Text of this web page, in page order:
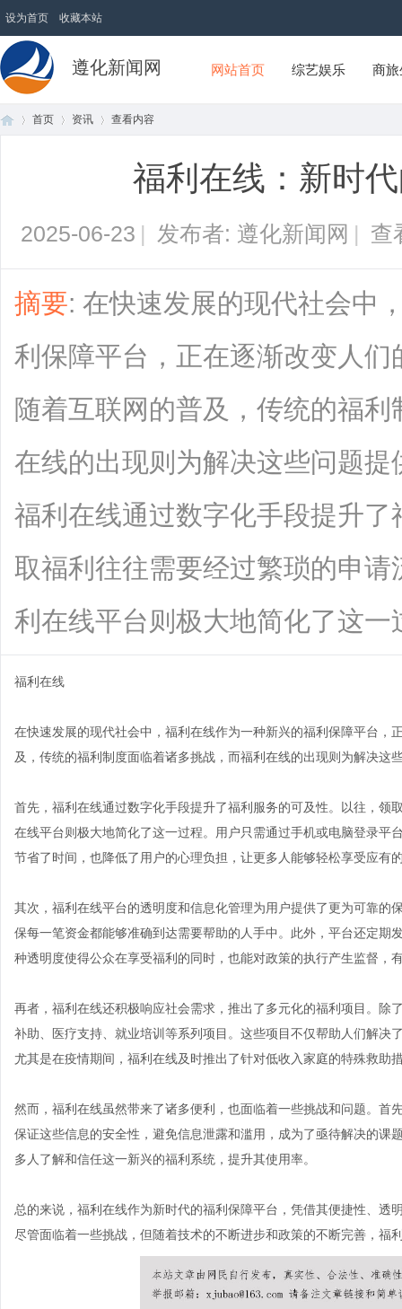
设为首页 收藏本站
遵化新闻网 网站首页 综艺娱乐 商
首页 资讯 查看内容
福利在线：新时
2025-06-23 | 发布者: 遵化新闻网 | 查
摘要: 在快速发展的现代社会中
利保障平台，正在逐渐改变人
随着互联网的普及，传统的福
在线的出现则为解决这些问题
福利在线通过数字化手段提升
取福利往往需要经过繁琐的申
利在线平台则极大地简化了这一
福利在线
在快速发展的现代社会中，福利在线作为一种新兴的福利保障平台，
及，传统的福利制度面临着诸多挑战，而福利在线的出现则为解决这
首先，福利在线通过数字化手段提升了福利服务的可及性。以往，领
在线平台则极大地简化了这一过程。用户只需通过手机或电脑登录平
节省了时间，也降低了用户的心理负担，让更多人能够轻松享受应有
其次，福利在线平台的透明度和信息化管理为用户提供了更为可靠的
保每一笔资金都能够准确到达需要帮助的人手中。此外，平台还定期
种透明度使得公众在享受福利的同时，也能对政策的执行产生监督，
再者，福利在线还积极响应社会需求，推出了多元化的福利项目。除
补助、医疗支持、就业培训等系列项目。这些项目不仅帮助人们解决
尤其是在疫情期间，福利在线及时推出了针对低收入家庭的特殊救助
然而，福利在线虽然带来了诸多便利，也面临着一些挑战和问题。首
保证这些信息的安全性，避免信息泄露和滥用，成为了亟待解决的课
多人了解和信任这一新兴的福利系统，提升其使用率。
总的来说，福利在线作为新时代的福利保障平台，凭借其便捷性、
尽管面临着一些挑战，但随着技术的不断进步和政策的不断完善，